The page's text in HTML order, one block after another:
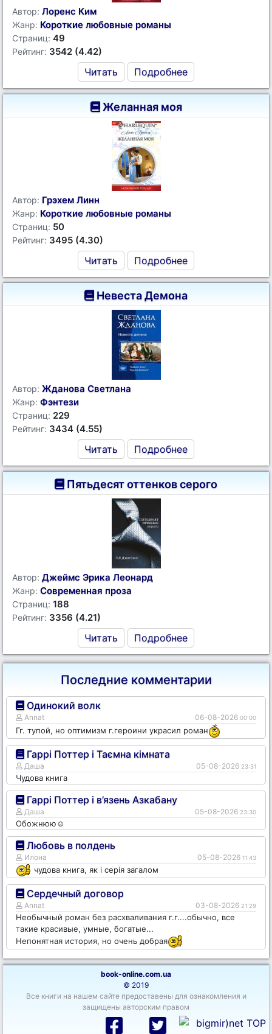
Автор: Лоренс Ким
Жанр: Короткие любовные романы
Страниц: 49
Рейтинг: 3542 (4.42)
Читать Подробнее
Желанная моя
Автор: Грэхем Линн
Жанр: Короткие любовные романы
Страниц: 50
Рейтинг: 3495 (4.30)
Читать Подробнее
Невеста Демона
Автор: Жданова Светлана
Жанр: Фэнтези
Страниц: 229
Рейтинг: 3434 (4.55)
Читать Подробнее
Пятьдесят оттенков серого
Автор: Джеймс Эрика Леонард
Жанр: Современная проза
Страниц: 188
Рейтинг: 3356 (4.21)
Читать Подробнее
Последние комментарии
Одинокий волк
Annat 06-08-2026 00:00
Гг. тупой, но оптимизм г.героини украсил роман
Гаррі Поттер і Таємна кімната
Даша 05-08-2026 23:31
Чудова книга
Гаррі Поттер і в’язень Азкабану
Даша 05-08-2026 23:30
Обожнюю☺️
Любовь в полдень
Илона 05-08-2026 11:43
чудова книга, як і серія загалом
Сердечный договор
Annat 03-08-2026 21:29
Необычный роман без расхваливания г.г....обычно, все
такие красивые, умные, богатые...
Непонятная история, но очень добрая
book-online.com.ua
© 2019
Все книги на нашем сайте предоставены для ознакомления и
защищены авторским правом